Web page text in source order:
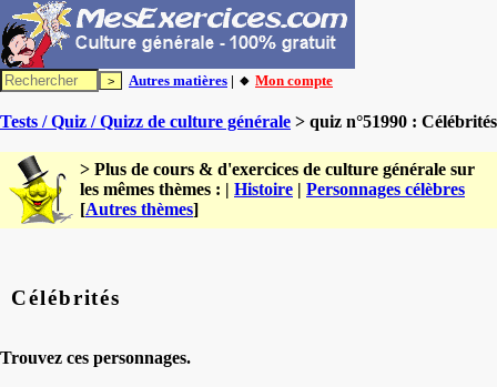
Autres matières | 🔸 Mon compte
Tests / Quiz / Quizz de culture générale > quiz n°51990 : Célébrités
> Plus de cours & d'exercices de culture générale sur
les mêmes thèmes : | Histoire | Personnages célèbres
[Autres thèmes]
Célébrités
Trouvez ces personnages.